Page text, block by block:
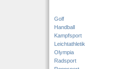
Golf
Handball
Kampfsport
Leichtathletik
Olympia
Radsport